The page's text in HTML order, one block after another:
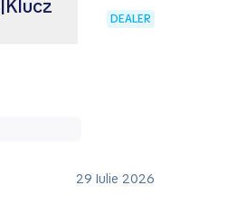
DEALER
29 Iulie 2026